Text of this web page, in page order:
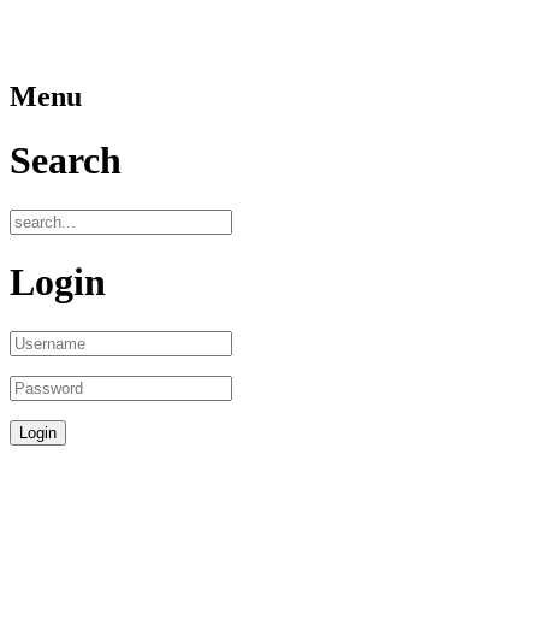
Menu
Search
Login